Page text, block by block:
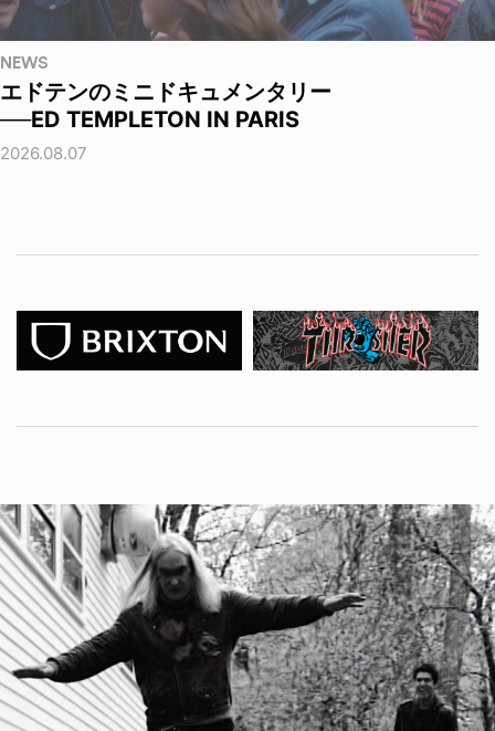
NEWS
エドテンのミニドキュメンタリー
──ED TEMPLETON IN PARIS
2026.08.07